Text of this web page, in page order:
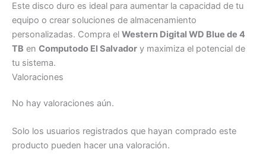
Este disco duro es ideal para aumentar la capacidad de tu
equipo o crear soluciones de almacenamiento
personalizadas. Compra el Western Digital WD Blue de 4
TB en Computodo El Salvador y maximiza el potencial de
tu sistema.
Valoraciones
No hay valoraciones aún.
Solo los usuarios registrados que hayan comprado este
producto pueden hacer una valoración.